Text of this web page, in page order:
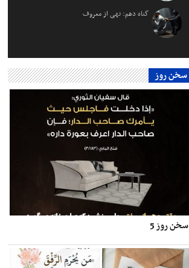
گناه دهم: نهی از معروف
سخن روز
سخن روز 5